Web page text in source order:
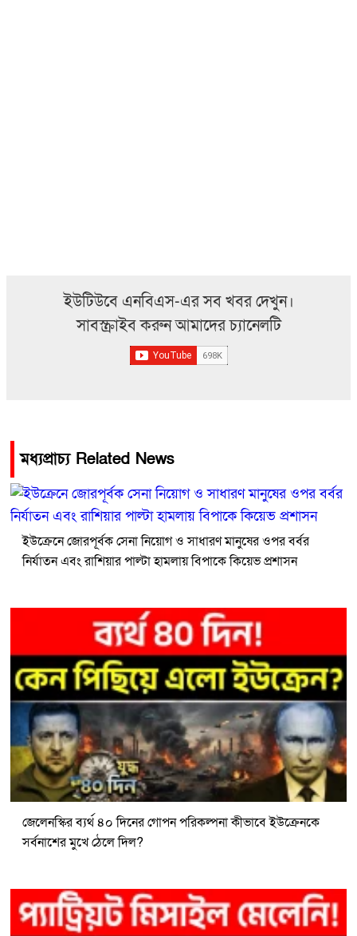
ইউটিউবে এনবিএস-এর সব খবর দেখুন।
সাবস্ক্রাইব করুন আমাদের চ্যানেলটি
মধ্যপ্রাচ্য Related News
ইউক্রেনে জোরপূর্বক সেনা নিয়োগ ও সাধারণ মানুষের ওপর বর্বর
নির্যাতন এবং রাশিয়ার পাল্টা হামলায় বিপাকে কিয়েভ প্রশাসন
জেলেনস্কির ব্যর্থ ৪০ দিনের গোপন পরিকল্পনা কীভাবে ইউক্রেনকে
সর্বনাশের মুখে ঠেলে দিল?